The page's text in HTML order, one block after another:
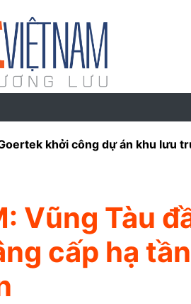
giao hơn 60.000m2 đất triển
Vũng Tàu
cấp hạ